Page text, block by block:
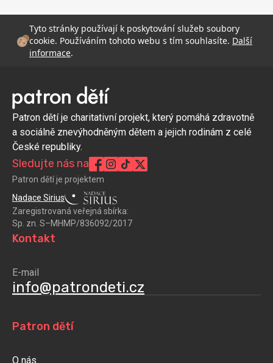
Tyto stránky používají k poskytování služeb soubory
cookie. Používáním tohoto webu s tím souhlasíte. Další
informace.
Patron dětí je charitativní projekt, který pomáhá zdravotně
a sociálně znevýhodněným dětem a jejich rodinám z celé
České republiky.
Sledujte nás na
Patron dětí je projektem
Nadace Sirius
Zaregistrovaná veřejná sbírka:
Sp. zn. S–MHMP/836092/2017
Patron dětí
O nás
Kontakt
E-mail
info@patrondeti.cz